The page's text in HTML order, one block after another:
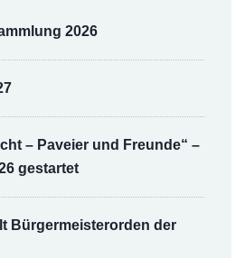
2026
– Paveier und Freunde“ –
gestartet
Bürgermeisterorden der